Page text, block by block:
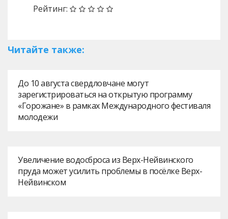
Рейтинг:
Читайте также:
До 10 августа свердловчане могут
зарегистрироваться на открытую программу
«Горожане» в рамках Международного фестиваля
молодежи
Увеличение водосброса из Верх-Нейвинского
пруда может усилить проблемы в посёлке Верх-
Нейвинском